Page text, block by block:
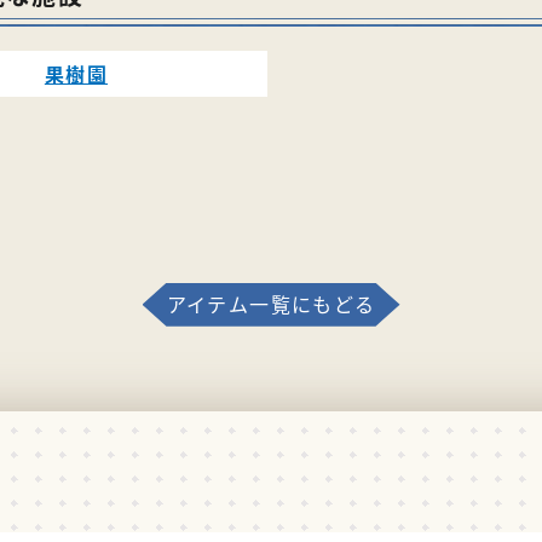
果樹園
アイテム一覧にもどる